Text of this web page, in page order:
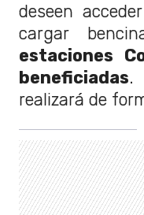
deseen
cargar
estaciones
beneficiadas.
realizará de